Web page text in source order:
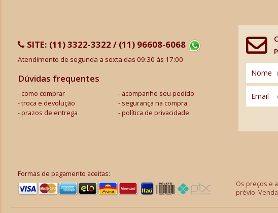
SITE: (11) 3322-3322 / (11) 96608-6068
Atendimento de segunda a sexta das 09:30 às 17:00
Dúvidas frequentes
como comprar
acompanhe seu pedido
troca e devolução
segurança na compra
prazos de entrega
política de privacidade
Nome
Email
Formas de pagamento aceitas:
Os preços e
prévio.